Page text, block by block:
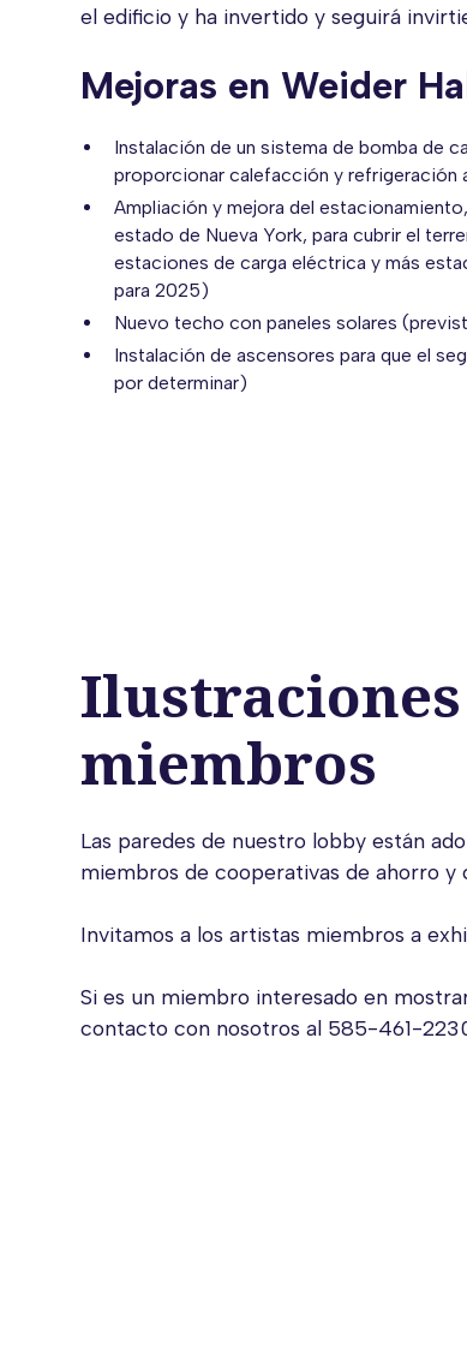
el edificio y ha invertido y seguirá
Mejoras en Weider
Instalación de un sistema de bomba de
proporcionar calefacción y refrigeración
Ampliación y mejora del
estado de Nueva York, para cubrir el
estaciones de carga eléctrica y más
para 2025)
Nuevo techo con paneles solares
Instalación de ascensores para que el
por determinar)
miembros
Las paredes de nuestro lobby están
miembros de cooperativas de ahorro y
Invitamos a los artistas miembros a
Si es un miembro interesado en
contacto con nosotros al 585-461-